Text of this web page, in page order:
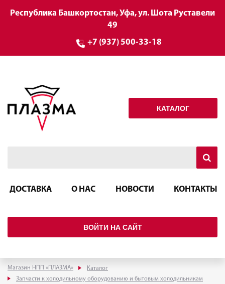
Республика Башкортостан, Уфа, ул. Шота Руставели
49
+7 (937) 500-33-18
КАТАЛОГ
ДОСТАВКА О НАС НОВОСТИ КОНТАКТЫ
ВОЙТИ НА САЙТ
Магазин НПП «ПЛАЗМА»
Каталог
Запчасти к холодильному оборудованию и бытовым холодильникам